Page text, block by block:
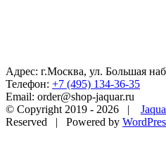
Адрес: г.Москва, ул. Большая
Телефон: +7 (495) 134-36-35
Email: order@shop-jaquar.ru
© Copyright 2019 - 2026 |
Reserved | Powered by